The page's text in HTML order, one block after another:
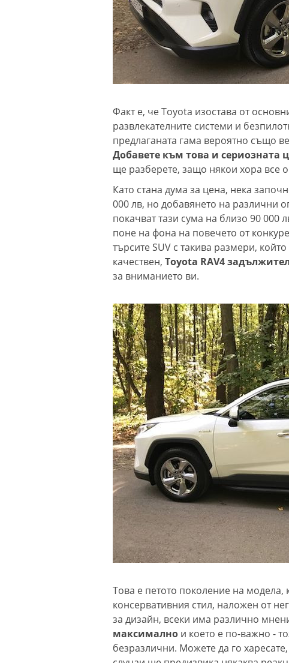
Факт е, че Toyota изостава от
развлекателните системи и
предлаганата гама вероятно също
Добавете към това и сериозната
ще разберете, защо някои хора все
Като стана дума за цена, нека
000 лв, но добавянето на различни
покачват тази сума на близо 90 000
поне на фона на повечето от
търсите SUV с такива размери,
качествен, Toyota RAV4
за вниманието ви.
Това е петото поколение на модела,
консервативния стил, наложен от
за дизайн, всеки има различно
максимално и което е по-важно -
безразлични. Можете да го